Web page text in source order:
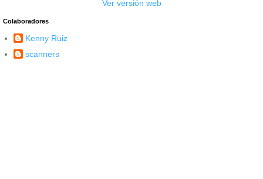
Ver versión web
Colaboradores
Kenny Ruiz
scanners